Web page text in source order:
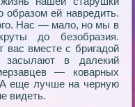
образом ей навредить.
Нас — мало, но мы в
до безобразия.
вместе с бригадой
засылают в далекий
— коварных
еще лучше на черную
видеть.